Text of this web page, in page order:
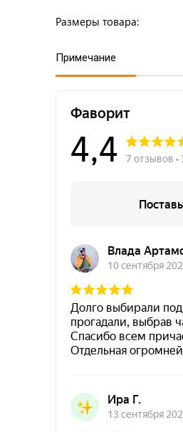
Размеры товара:
Примечание